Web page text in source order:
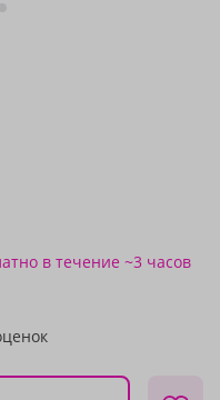
в течение ~3 часов